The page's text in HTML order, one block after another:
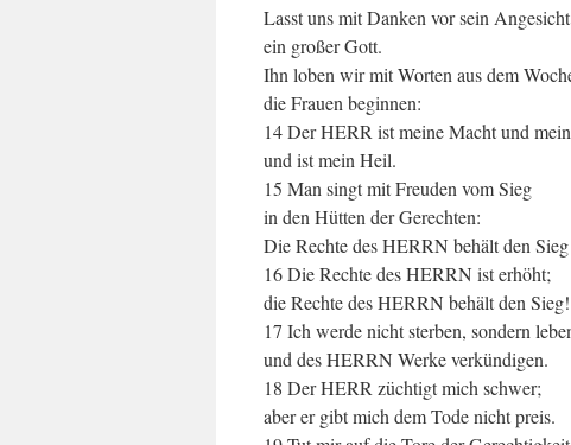
Lasst uns mit Danken vor sein
ein großer Gott.
Ihn loben wir mit Worten aus dem
die Frauen beginnen:
14 Der HERR ist meine Macht und
und ist mein Heil.
15 Man singt mit Freuden vom Sieg
in den Hütten der Gerechten:
Die Rechte des HERRN behält den
16 Die Rechte des HERRN ist erhöht;
die Rechte des HERRN behält den Sieg!
17 Ich werde nicht sterben, sondern
und des HERRN Werke verkündigen.
18 Der HERR züchtigt mich schwer;
aber er gibt mich dem Tode nicht preis.